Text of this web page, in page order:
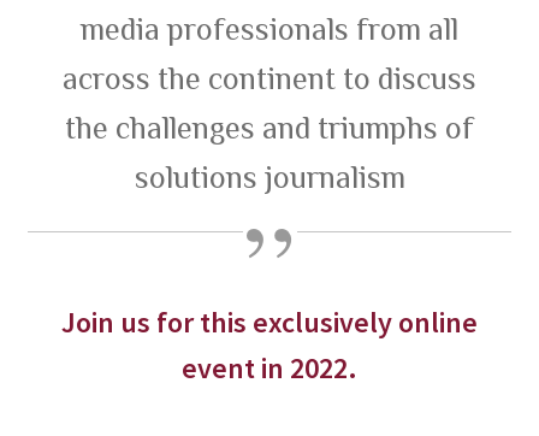
media professionals from all
across the continent to discuss
the challenges and triumphs of
solutions journalism
Join us for this exclusively online
event in 2022.